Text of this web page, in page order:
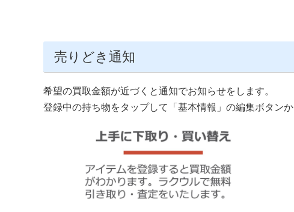
売りどき通知
希望の買取金額が近づくと通知でお知らせをします。
登録中の持ち物をタップして「基本情報」の編集ボタン